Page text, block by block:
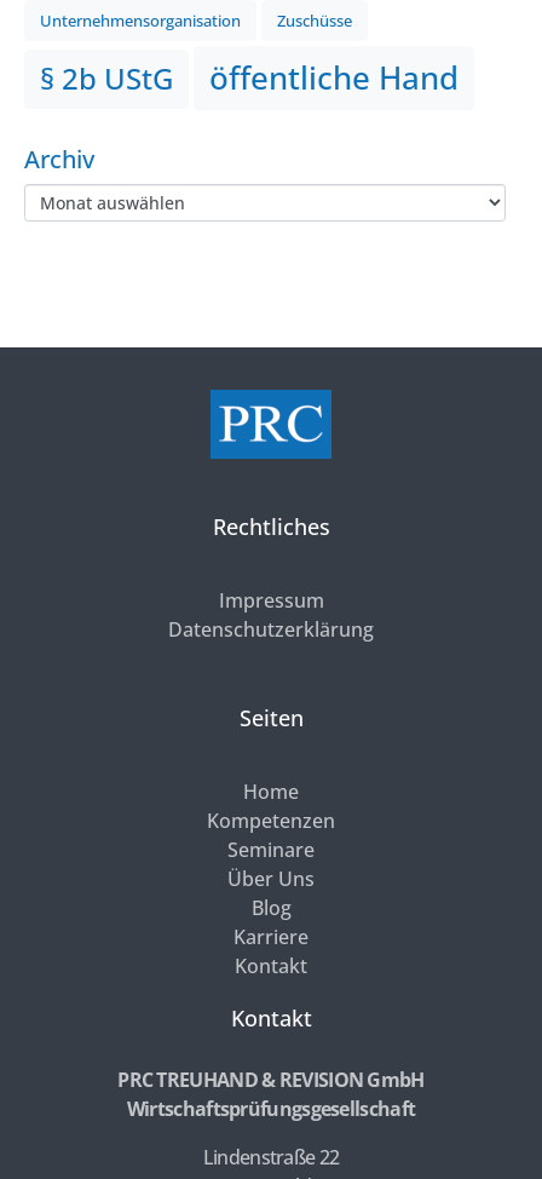
Unternehmensorganisation Zuschüsse
§ 2b UStG öffentliche Hand
Archiv
Rechtliches
Impressum
Datenschutzerklärung
Seiten
Home
Kompetenzen
Seminare
Über Uns
Blog
Karriere
Kontakt
Kontakt
PRC TREUHAND & REVISION GmbH
Wirtschaftsprüfungsgesellschaft
Lindenstraße 22